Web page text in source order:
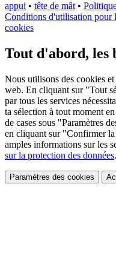
appui • tête de mât•
Conditions d'utilisation pour
cookies
Tout d'abord, les
Nous utilisons des cookies
web. En cliquant sur "Tout
par tous les services
ta sélection à tout moment
de cases sous "Paramètres
en cliquant sur "Confirmer
amples informations sur les
sur la protection des données.
Paramètres des cookies